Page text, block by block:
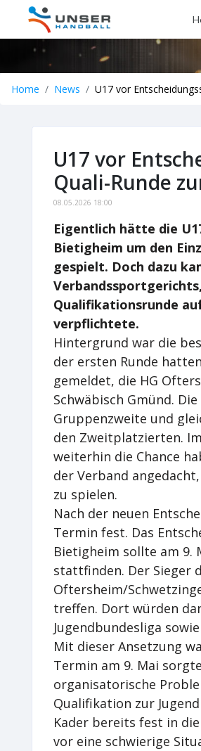
Home News U17 vor
U17 vor
Quali-Runde
08.05.2026 18:00
Eigentlich hätte die
Bietigheim um den
gespielt. Doch dazu
Qualifikationsrunde
verpflichtete.
Hintergrund war die
der ersten Runde
gemeldet, die HG
Schwäbisch Gmünd.
Gruppenzweite und
den Zweitplatzierten.
weiterhin die Chance
der Verband
zu spielen.
Nach der neuen
Termin fest. Das
Bietigheim sollte am 9.
stattfinden. Der Sieger
Oftersheim/
treffen. Dort würden
Jugendbundesliga
Mit dieser Ansetzung
Termin am 9. Mai
organisatorische
Qualifikation zur
Kader bereits fest in
vor eine schwierige